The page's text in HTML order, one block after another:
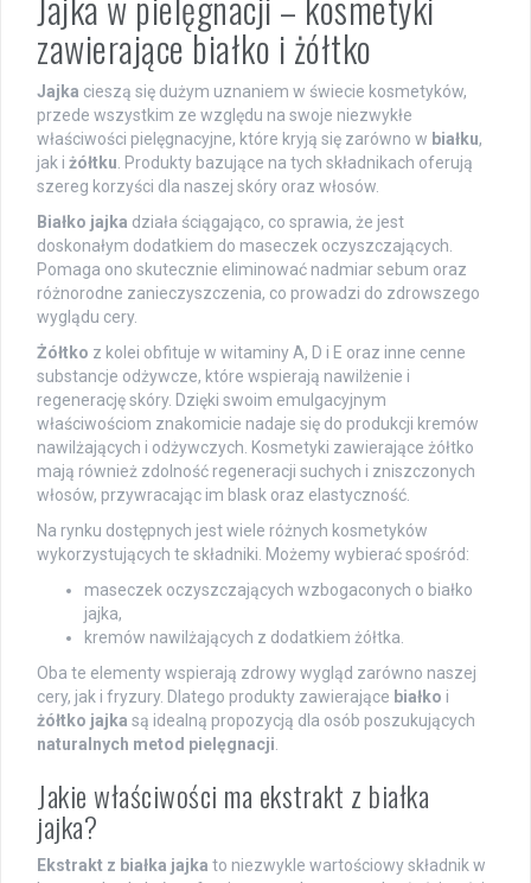
zawierające białko i żółtko
Jajka cieszą się dużym uznaniem w świecie kosmetyków,
przede wszystkim ze względu na swoje niezwykłe
właściwości pielęgnacyjne, które kryją się zarówno w białku,
jak i żółtku . Produkty bazujące na tych składnikach oferują
szereg korzyści dla naszej skóry oraz włosów.
Białko jajka działa ściągająco, co sprawia, że jest
doskonałym dodatkiem do maseczek oczyszczających.
Pomaga ono skutecznie eliminować nadmiar sebum oraz
różnorodne zanieczyszczenia, co prowadzi do zdrowszego
wyglądu cery.
Żółtko z kolei obfituje w witaminy A, D i E oraz inne cenne
substancje odżywcze, które wspierają nawilżenie i
regenerację skóry. Dzięki swoim emulgacyjnym
właściwościom znakomicie nadaje się do produkcji kremów
nawilżających i odżywczych. Kosmetyki zawierające żółtko
mają również zdolność regeneracji suchych i zniszczonych
włosów, przywracając im blask oraz elastyczność.
Na rynku dostępnych jest wiele różnych kosmetyków
wykorzystujących te składniki. Możemy wybierać spośród:
maseczek oczyszczających wzbogaconych o białko
jajka,
kremów nawilżających z dodatkiem żółtka.
Oba te elementy wspierają zdrowy wygląd zarówno naszej
cery, jak i fryzury. Dlatego produkty zawierające białko i
żółtko jajka są idealną propozycją dla osób poszukujących
naturalnych metod pielęgnacji
Jakie właściwości ma ekstrakt z białka
jajka?
Ekstrakt z białka jajka to niezwykle wartościowy składnik w